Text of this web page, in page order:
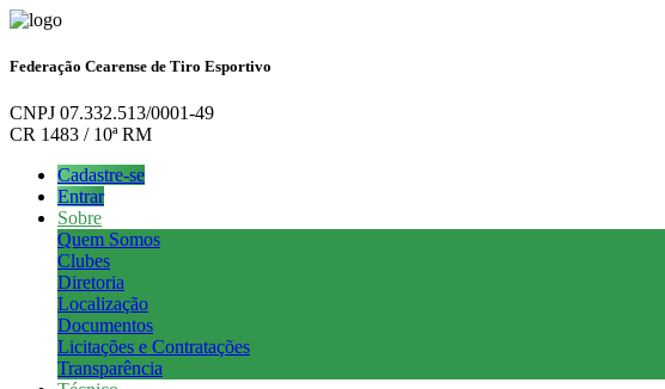
Federação Cearense de Tiro Esportivo
CNPJ 07.332.513/0001-49
CR 1483 / 10ª RM
Cadastre-se
Entrar
Sobre
Quem Somos
Clubes
Diretoria
Localização
Documentos
Licitações e Contratações
Transparência